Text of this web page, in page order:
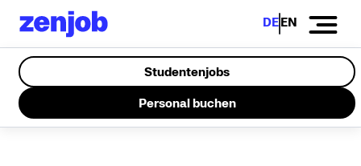
DEEN
Studentenjobs
Personal buchen